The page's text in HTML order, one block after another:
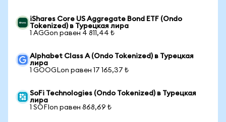
iShares Core US Aggregate Bond ETF (Ondo
Tokenized) в Турецкая лира
1 AGGon равен 4 811,44 ₺
Alphabet Class A (Ondo Tokenized) в Турецкая
лира
1 GOOGLon равен 17 165,37 ₺
SoFi Technologies (Ondo Tokenized) в Турецкая
лира
1 SOFIon равен 868,69 ₺